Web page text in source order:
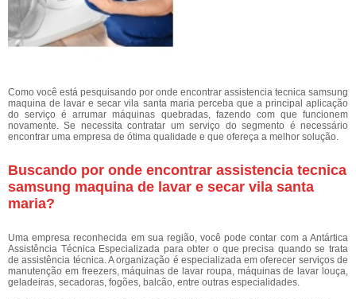
Como você está pesquisando por onde encontrar assistencia tecnica samsung
maquina de lavar e secar vila santa maria perceba que a principal aplicação
do serviço é arrumar máquinas quebradas, fazendo com que funcionem
novamente. Se necessita contratar um serviço do segmento é necessário
encontrar uma empresa de ótima qualidade e que ofereça a melhor solução.
Buscando por onde encontrar assistencia tecnica
samsung maquina de lavar e secar vila santa
maria?
Uma empresa reconhecida em sua região, você pode contar com a Antártica
Assistência Técnica Especializada para obter o que precisa quando se trata
de assistência técnica. A organização é especializada em oferecer serviços de
manutenção em freezers, máquinas de lavar roupa, máquinas de lavar louça,
geladeiras, secadoras, fogões, balcão, entre outras especialidades.